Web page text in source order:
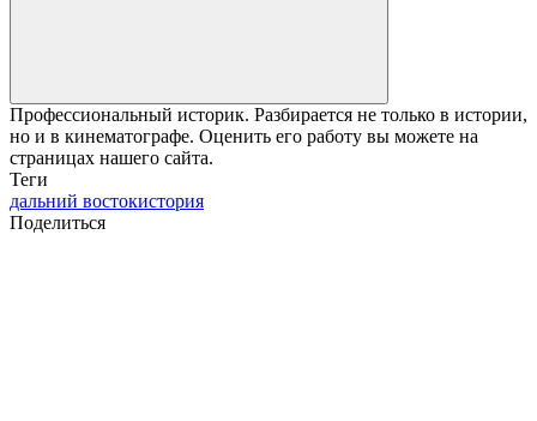
Профессиональный историк. Разбирается не только в истории,
но и в кинематографе. Оценить его работу вы можете на
страницах нашего сайта.
Теги
дальний востокистория
Поделиться